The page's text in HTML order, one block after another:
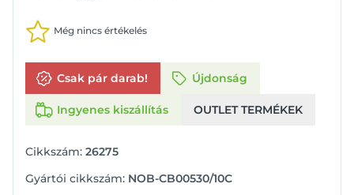
Még nincs értékelés
Csak pár darab! Újdonság
Ingyenes kiszállítás OUTLET TERMÉKEK
Cikkszám: 26275
Gyártói cikkszám: NOB-CB00530/10C